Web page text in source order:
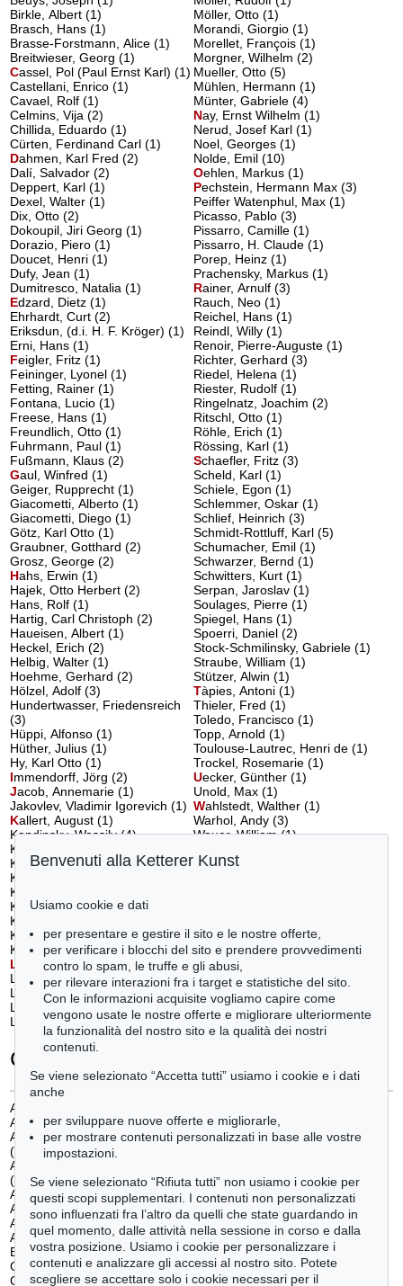
Birkle, Albert (1)
Brasch, Hans (1)
Brasse-Forstmann, Alice (1)
Breitwieser, Georg (1)
Cassel, Pol (Paul Ernst Karl)(1)
Castellani, Enrico (1)
Cavael, Rolf (1)
Celmins, Vija (2)
Chillida, Eduardo (1)
Cürten, Ferdinand Carl (1)
Dahmen, Karl Fred(2)
Dalí, Salvador (2)
Deppert, Karl (1)
Dexel, Walter (1)
Dix, Otto (2)
Dokoupil, Jiri Georg (1)
Dorazio, Piero (1)
Doucet, Henri (1)
Dufy, Jean (1)
Dumitresco, Natalia (1)
Edzard, Dietz(1)
Ehrhardt, Curt (2)
Eriksdun, (d.i. H. F. Kröger) (1)
Erni, Hans (1)
Feigler, Fritz(1)
Feininger, Lyonel (1)
Fetting, Rainer (1)
Fontana, Lucio (1)
Freese, Hans (1)
Freundlich, Otto (1)
Fuhrmann, Paul (1)
Fußmann, Klaus (2)
Gaul, Winfred(1)
Geiger, Rupprecht (1)
Giacometti, Alberto (1)
Giacometti, Diego (1)
Götz, Karl Otto (1)
Graubner, Gotthard (2)
Grosz, George (2)
Hahs, Erwin(1)
Hajek, Otto Herbert (2)
Hans, Rolf (1)
Hartig, Carl Christoph (2)
Haueisen, Albert (1)
Heckel, Erich (2)
Helbig, Walter (1)
Hoehme, Gerhard (2)
Hölzel, Adolf (3)
Hundertwasser, Friedensreich
(3)
Hüppi, Alfonso (1)
Hüther, Julius (1)
Hy, Karl Otto (1)
Immendorff, Jörg(2)
Jacob, Annemarie(1)
Jakovlev, Vladimir Igorevich (1)
Kallert, August(1)
Kandinsky, Wassily (4)
Kesting, Edmund (1)
Kokoschka, Oskar (1)
Krieg, Dieter (4)
Kuhfuss, Paul (3)
L
ange, Otto (1)
Lanskoy, André (1)
Laurencin, Marie (1)
Levy, Rudolf (1)
Lichtenstein, Roy (3)
Möller, Otto (1)
Morandi, Giorgio (1)
Morellet, François (1)
Morgner, Wilhelm (2)
Mueller, Otto (5)
Mühlen, Hermann (1)
Münter, Gabriele (4)
Nay, Ernst Wilhelm(1)
Nerud, Josef Karl (1)
Noel, Georges (1)
Nolde, Emil (10)
Oehlen, Markus(1)
Pechstein, Hermann Max(3)
Peiffer Watenphul, Max (1)
Picasso, Pablo (3)
Pissarro, Camille (1)
Pissarro, H. Claude (1)
Porep, Heinz (1)
Prachensky, Markus (1)
Rainer, Arnulf(3)
Rauch, Neo (1)
Reichel, Hans (1)
Reindl, Willy (1)
Renoir, Pierre-Auguste (1)
Richter, Gerhard (3)
Riedel, Helena (1)
Riester, Rudolf (1)
Ringelnatz, Joachim (2)
Ritschl, Otto (1)
Röhle, Erich (1)
Rössing, Karl (1)
Schaefler, Fritz(3)
Scheld, Karl (1)
Schiele, Egon (1)
Schlemmer, Oskar (1)
Schlief, Heinrich (3)
Schmidt-Rottluff, Karl (5)
Schumacher, Emil (1)
Schwarzer, Bernd (1)
Schwitters, Kurt (1)
Serpan, Jaroslav (1)
Soulages, Pierre (1)
Spiegel, Hans (1)
Spoerri, Daniel (2)
Stock-Schmilinsky, Gabriele (1)
Straube, William (1)
Stützer, Alwin (1)
Tàpies, Antoni(1)
Thieler, Fred (1)
Toledo, Francisco (1)
Topp, Arnold (1)
Toulouse-Lautrec, Henri de (1)
Trockel, Rosemarie (1)
Uecker, Günther(1)
Unold, Max (1)
Wahlstedt, Walther(1)
Warhol, Andy (3)
Wauer, William (1)
Wolfgang, Alexander (1)
Zille, Heinrich(1)
Categorie
Arte concettuale/ minimalismo
Arte concreta(2)
Arte figurativa dal 1900 al 1930
(40)
Arte figurativa dal 1940 al 1960
(14)
Arte figurativa dal 1970 a oggi(20)
Arte informale (15)
Astrazione dopo il 45(30)
Astrazione prima del 45 (9)
Bauhaus(4)
Costruttivismo(1)
Cubismo(1)
Benvenuti alla Ketterer Kunst
Usiamo cookie e dati
per presentare e gestire il sito e le nostre offerte,
per verificare i blocchi del sito e prendere provvedimenti
contro lo spam, le truffe e gli abusi,
per rilevare interazioni fra i target e statistiche del sito.
Con le informazioni acquisite vogliamo capire come
vengono usate le nostre offerte e migliorare ulteriormente
la funzionalità del nostro sito e la qualità dei nostri
contenuti.
Se viene selezionato “Accetta tutti” usiamo i cookie e i dati
anche
per sviluppare nuove offerte e migliorarle,
per mostrare contenuti personalizzati in base alle vostre
impostazioni.
Se viene selezionato “Rifiuta tutti” non usiamo i cookie per
questi scopi supplementari. I contenuti non personalizzati
sono influenzati fra l’altro da quelli che state guardando in
quel momento, dalle attività nella sessione in corso e dalla
vostra posizione. Usiamo i cookie per personalizzare i
contenuti e analizzare gli accessi al nostro sito. Potete
scegliere se accettare solo i cookie necessari per il